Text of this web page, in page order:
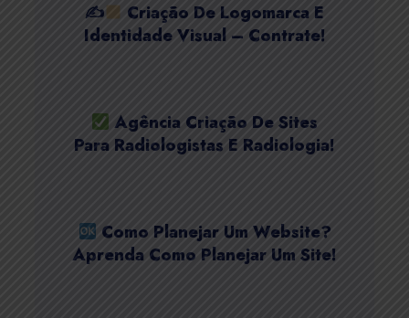
✍
Criação De Logomarca E
Identidade Visual – Contrate!
Agência Criação De Sites
Para Radiologistas E Radiologia!
Como Planejar Um Website?
Aprenda Como Planejar Um Site!